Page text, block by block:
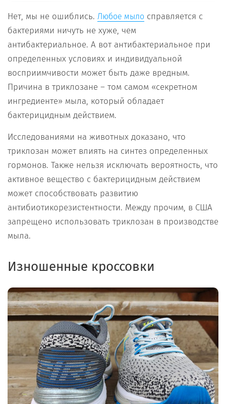
Нет, мы не ошиблись. Любое мыло справляется с
бактериями ничуть не хуже, чем
антибактериальное. А вот антибактериальное при
определенных условиях и индивидуальной
восприимчивости может быть даже вредным.
Причина в триклозане – том самом «секретном
ингредиенте» мыла, который обладает
бактерицидным действием.
Исследованиями на животных доказано, что
триклозан может влиять на синтез определенных
гормонов. Также нельзя исключать вероятность, что
активное вещество с бактерицидным действием
может способствовать развитию
антибиотикорезистентности. Между прочим, в США
запрещено использовать триклозан в производстве
мыла.
Изношенные кроссовки